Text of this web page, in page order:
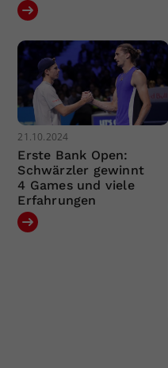
21.10.2024
Erste Bank Open:
Schwärzler gewinnt
4 Games und viele
Erfahrungen